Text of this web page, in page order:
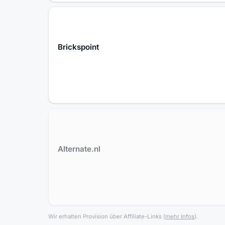
Brickspoint
Alternate.nl
Wir erhalten Provision über Affiliate-Links (mehr Infos).